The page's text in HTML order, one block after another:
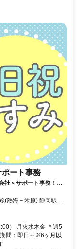
ート事務
社＞サポート事務！朝
★静岡駅直結ビル！
） 月火水木金 ＊週5
間：即日～※6ヶ月以